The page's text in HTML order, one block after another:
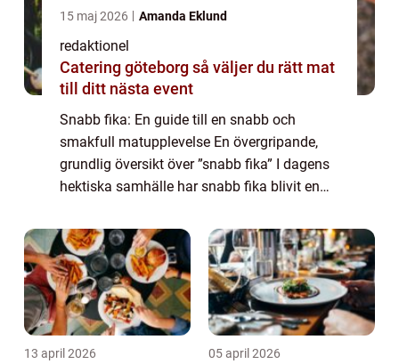
15 maj 2026 Amanda Eklund
redaktionel
Catering göteborg så väljer du rätt mat
till ditt nästa event
Snabb fika: En guide till en snabb och
smakfull matupplevelse En övergripande,
grundlig översikt över ”snabb fika” I dagens
hektiska samhälle har snabb fika blivit en
och dryckesentusiaster. ...
13 april 2026 05 april 2026